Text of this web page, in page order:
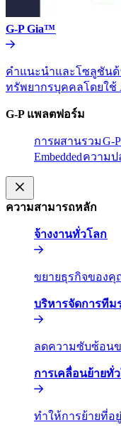
G-P Gia™​​
คำแนะนำและโซลูชัน
ทรัพยากรบุคคลโดยใช้
G-P แพลตฟอร์ม​​
การผสานรวม​​G-
Embedded​​ความป
ความสามารถหลัก​​
จ้างงานทั่วโลก​​
ขยายธุรกิจของคุ
บริหารจัดการทีม
ลดความซับซ้อนข
การเคลื่อนย้ายทั่
ทำให้การย้ายที่อ